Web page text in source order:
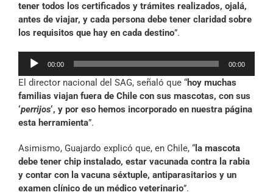
tener todos los certificados y trámites realizados, ojalá,
antes de viajar, y cada persona debe tener claridad sobre
los requisitos que hay en cada destino”.
Reproductor
audio
00:00 00:00
El director nacional del SAG, señaló que “hoy muchas
familias viajan fuera de Chile con sus mascotas, con sus
‘perrijos‘, y por eso hemos incorporado en nuestra página
esta herramienta”.
Asimismo, Guajardo explicó que, en Chile, “ la mascota
debe tener chip instalado, estar vacunada contra la rabia
y contar con la vacuna séxtuple, antiparasitarios y un
examen clínico de un médico veterinario”.